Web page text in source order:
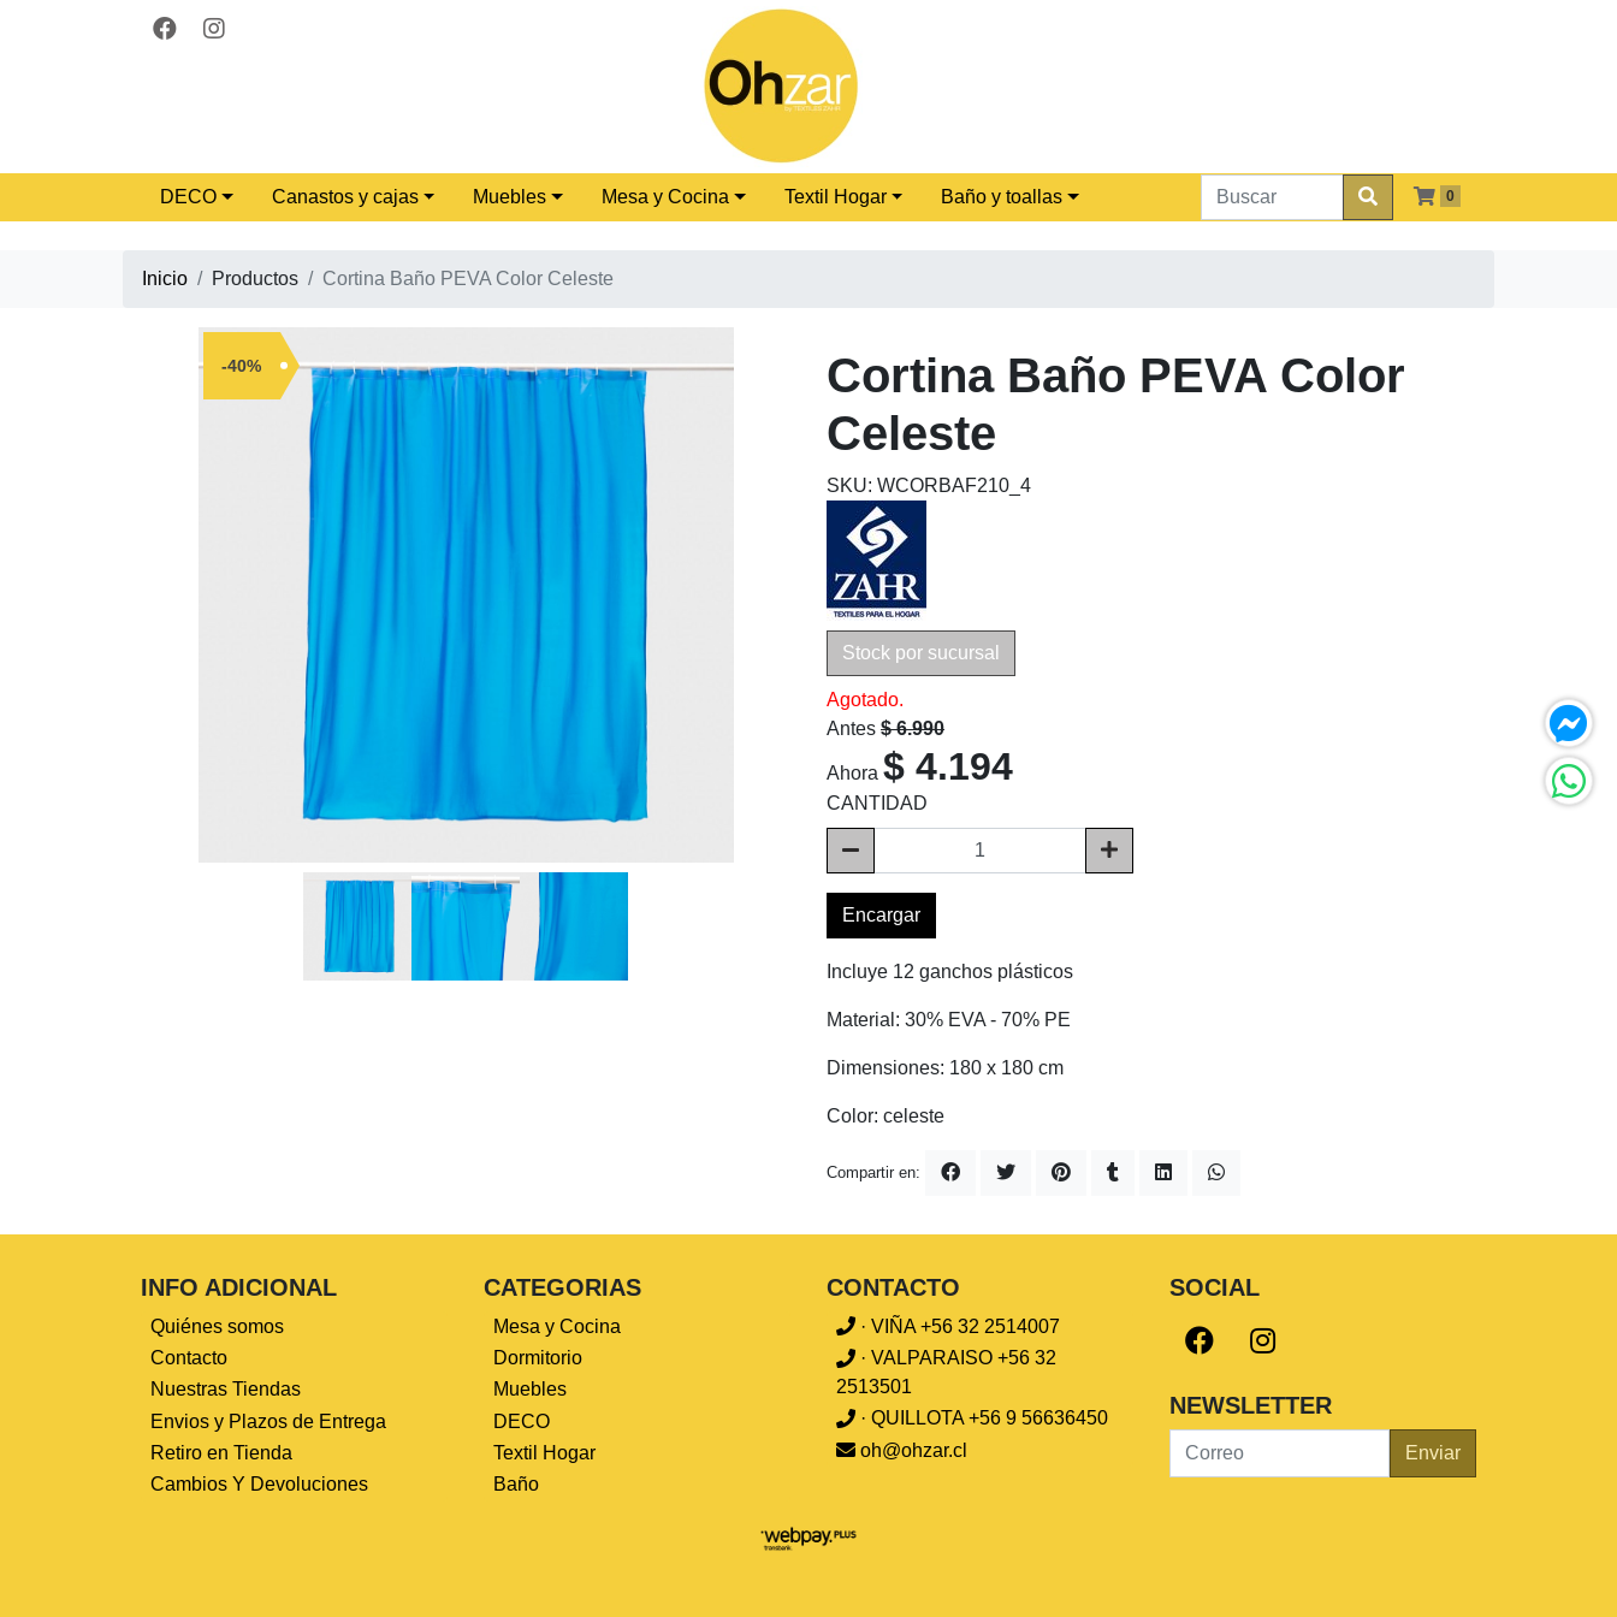
0
DECO Canastos y cajas Muebles Mesa y Cocina Textil Hogar Baño y toallas
Inicio Productos Cortina Baño PEVA Color Celeste
-40%
Cortina Baño PEVA Color
Celeste
SKU: WCORBAF210_4
Stock por sucursal
Agotado.
Antes $ 6.990
Ahora $ 4.194
CANTIDAD
Encargar
Incluye 12 ganchos plásticos
Material: 30% EVA - 70% PE
Dimensiones: 180 x 180 cm
Color: celeste
Compartir en:
INFO ADICIONAL
Quiénes somos
Contacto
Nuestras Tiendas
Envios y Plazos de Entrega
Retiro en Tienda
Cambios Y Devoluciones
CATEGORIAS
Mesa y Cocina
Dormitorio
Muebles
DECO
Textil Hogar
Baño
CONTACTO
· VIÑA +56 32 2514007
· VALPARAISO +56 32
2513501
· QUILLOTA +56 9 56636450
oh@ohzar.cl
SOCIAL
NEWSLETTER
Enviar